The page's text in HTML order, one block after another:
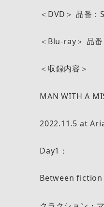
＜DVD＞ 品番
＜Blu-ray＞ 品
＜収録内容＞
MAN WITH A
2022.11.5 at
Day1：
Between